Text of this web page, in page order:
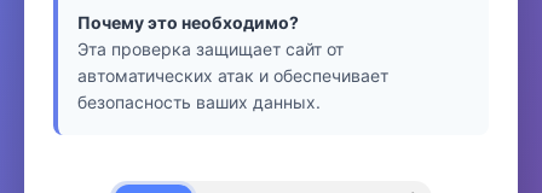
Почему это необходимо?
Эта проверка защищает сайт от
автоматических атак и обеспечивает
безопасность ваших данных.